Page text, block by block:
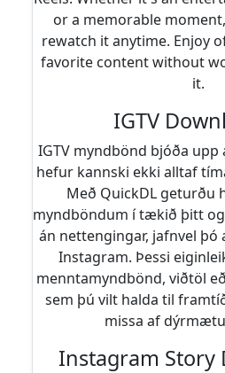
or a memorable
rewatch it anytime. Enjoy
favorite content without
it.
IGTV
IGTV myndbönd bjóða
hefur kannski ekki alltaf
Með QuickDL geturðu
myndböndum í tækið þitt
án nettengingar, jafnvel þó
Instagram. Þessi
menntamyndbönd, viðtöl
sem þú vilt halda til
missa af
Instagram Story